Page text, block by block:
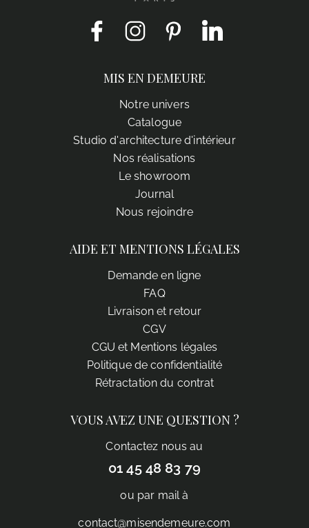
Facebook Instagram Pinterest
MIS EN DEMEURE
Notre univers
Catalogue
Studio d'architecture d'intérieur
Nos réalisations
Le showroom
Journal
Nous rejoindre
AIDE ET MENTIONS LÉGALES
Demande en ligne
FAQ
Livraison et retour
CGV
CGU et Mentions légales
Politique de confidentialité
Rétractation du contrat
VOUS AVEZ UNE QUESTION ?
Contactez nous au
01 45 48 83 79
ou par mail à
contact@misendemeure.com